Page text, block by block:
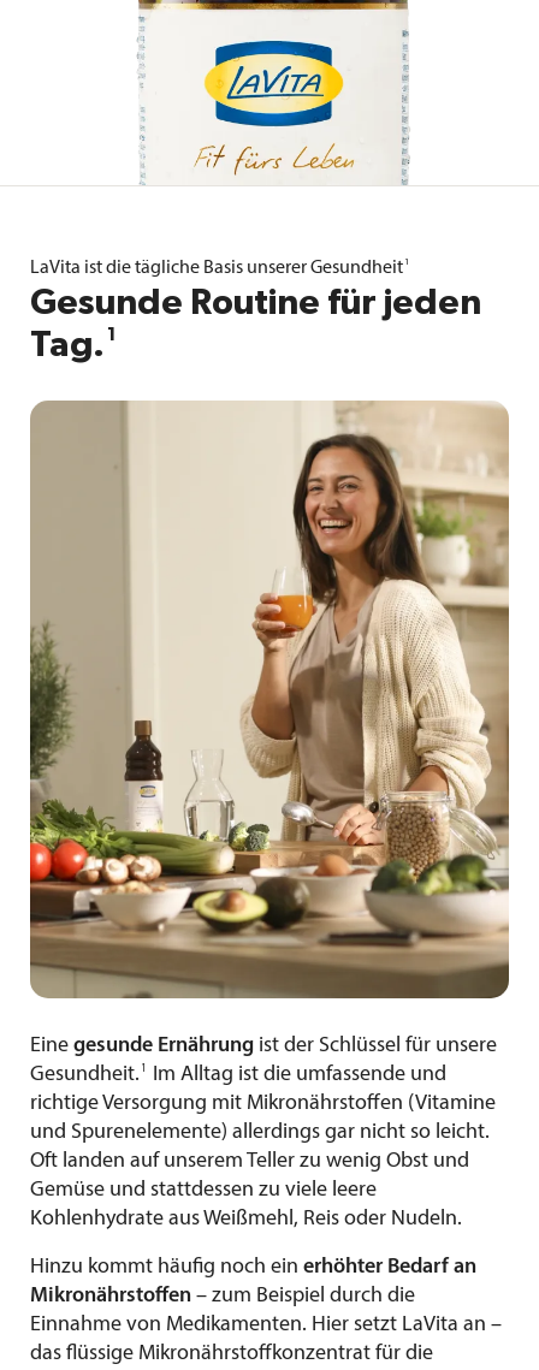
LaVita ist die tägliche Basis unserer Gesundheit 1
Gesunde Routine für jeden
Tag. 1
Eine gesunde Ernährung ist der Schlüssel für unsere
Gesundheit. 1
Im Alltag ist die umfassende und
richtige Versorgung mit Mikronährstoffen (Vitamine
und Spurenelemente) allerdings gar nicht so leicht.
Oft landen auf unserem Teller zu wenig Obst und
Gemüse und stattdessen zu viele leere
Kohlenhydrate aus Weißmehl, Reis oder Nudeln.
Hinzu kommt häufig noch ein erhöhter Bedarf an
Mikronährstoffen – zum Beispiel durch die
Einnahme von Medikamenten. Hier setzt LaVita an –
das flüssige Mikronährstoffkonzentrat für die